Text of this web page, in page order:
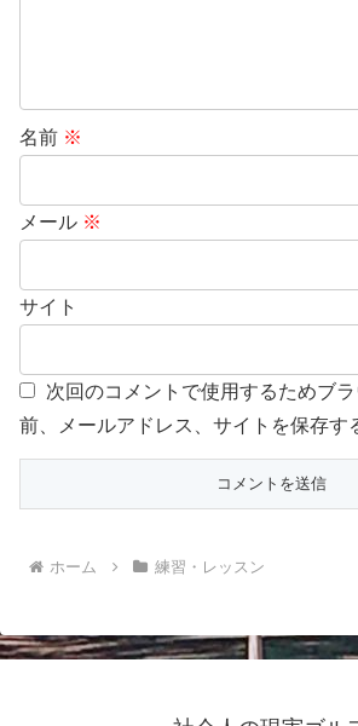
名前 ※
メール ※
サイト
次回のコメントで使用するためブ
前、メールアドレス、サイトを保存す
ホーム 練習・レッスン